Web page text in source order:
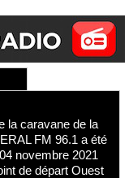
la caravane de la
FM 96.1 a été
novembre 2021
de départ Ouest